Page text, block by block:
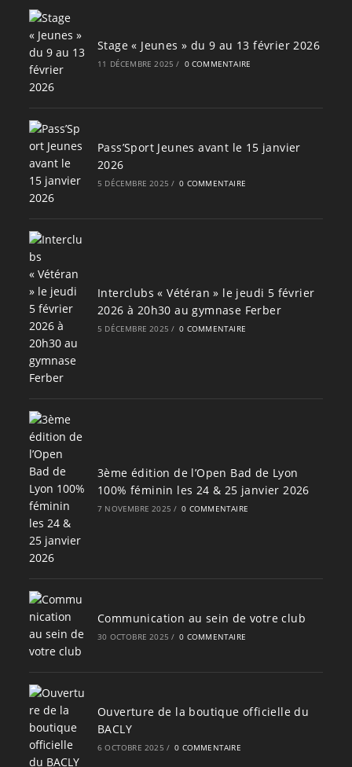
Stage « Jeunes » du 9 au 13 février 2026
11 DÉCEMBRE 2025 / 0 COMMENTAIRE
Pass’Sport Jeunes avant le 15 janvier
2026
5 DÉCEMBRE 2025 / 0 COMMENTAIRE
Interclubs « Vétéran » le jeudi 5 février
2026 à 20h30 au gymnase Ferber
5 DÉCEMBRE 2025 / 0 COMMENTAIRE
3ème édition de l’Open Bad de Lyon
100% féminin les 24 & 25 janvier 2026
7 NOVEMBRE 2025 / 0 COMMENTAIRE
Communication au sein de votre club
30 OCTOBRE 2025 / 0 COMMENTAIRE
Ouverture de la boutique officielle du
BACLY
6 OCTOBRE 2025 / 0 COMMENTAIRE